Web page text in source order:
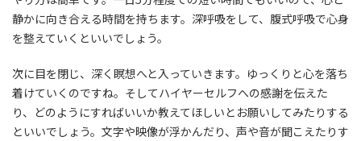
静かに向き合える時間を持ちます。深呼吸をして、腹式呼吸で心身
を整えていくといいでしょう。
次に目を閉じ、深く瞑想へと入っていきます。ゆっくりと心を落ち
着けていくのですね。そしてハイヤーセルフへの感謝を伝えた
り、どのようにすればいいか教えてほしいとお願いしてみたりする
といいでしょう。文字や映像が浮かんだり、声や音が聞こえたりす